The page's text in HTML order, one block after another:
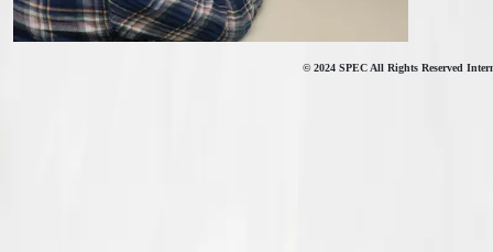
© 2024 SPEC All Rights Reserved